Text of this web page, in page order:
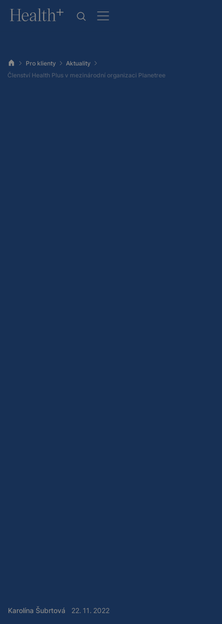
Pro klienty
Aktuality
Členství Health Plus v mezinárodní organizaci Planetree
Karolína Šubrtová 22. 11. 2022